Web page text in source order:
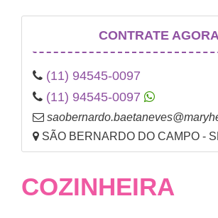
CONTRATE AGORA
(11) 94545-0097
(11) 94545-0097
SÃO BERNARDO DO CAMPO -
COZINHEIRA